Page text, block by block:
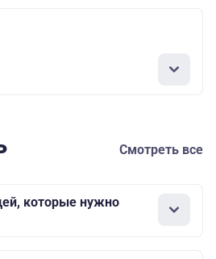
Смотреть все
которые нужно